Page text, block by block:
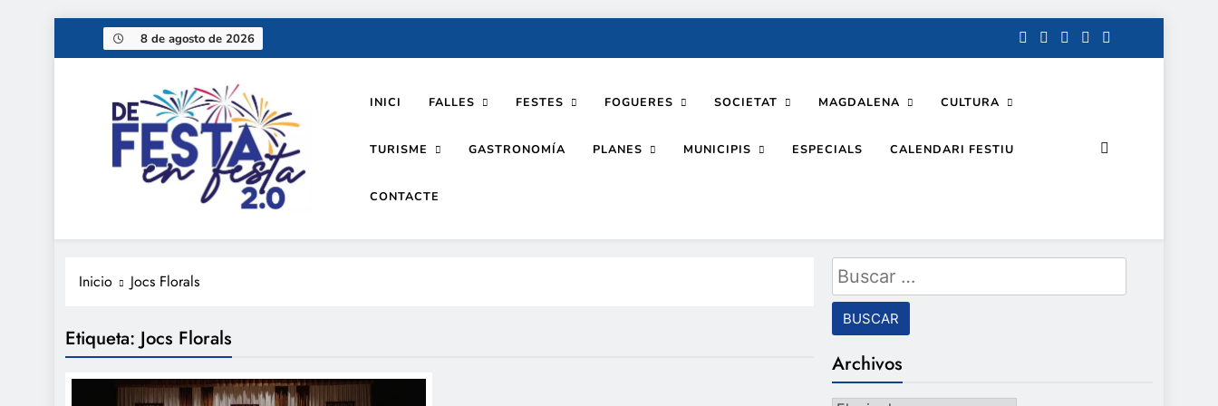
8 de agosto de 2026
De festa en festa 2.0
INICI FALLES FESTES FOGUERES SOCIETAT MAGDALENA CULTURA
TURISME GASTRONOMÍA PLANES MUNICIPIS ESPECIALS CALENDARI FESTIU
CONTACTE
Inicio Jocs Florals
Etiqueta: Jocs Florals
Buscar:
Archivos